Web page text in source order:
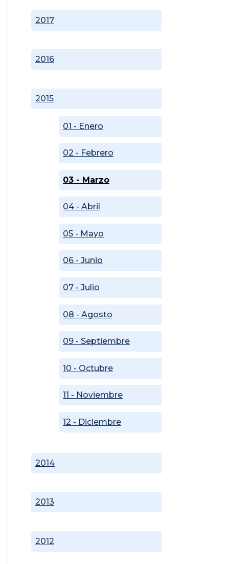
2012
2013
2014
2015
01 - Enero
02 - Febrero
03 - Marzo
04 - Abril
05 - Mayo
06 - Junio
07 - Julio
08 - Agosto
09 - Septiembre
10 - Octubre
11 - Noviembre
12 - Diciembre
2016
2017